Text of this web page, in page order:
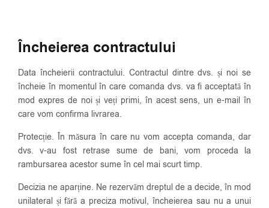
Încheierea contractului
Data încheierii contractului. Contractul dintre dvs. și noi se
încheie în momentul în care comanda dvs. va fi acceptată în
mod expres de noi și veți primi, în acest sens, un e-mail în
care vom confirma livrarea.
Protecție. În măsura în care nu vom accepta comanda, dar
dvs. v-au fost retrase sume de bani, vom proceda la
rambursarea acestor sume în cel mai scurt timp.
Decizia ne aparține. Ne rezervăm dreptul de a decide, în mod
unilateral și fără a preciza motivul, încheierea sau nu a unui